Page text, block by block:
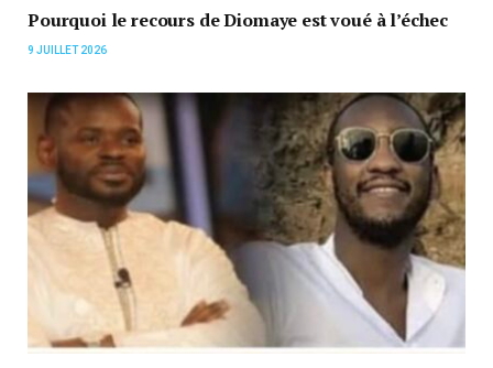
Pourquoi le recours de Diomaye est voué à l’échec
9 JUILLET 2026